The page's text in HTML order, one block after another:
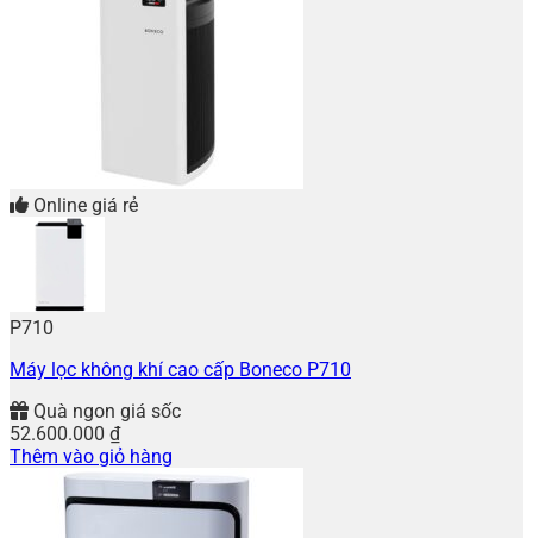
Online giá rẻ
P710
Máy lọc không khí cao cấp Boneco P710
Quà ngon giá sốc
52.600.000 ₫
Thêm vào giỏ hàng